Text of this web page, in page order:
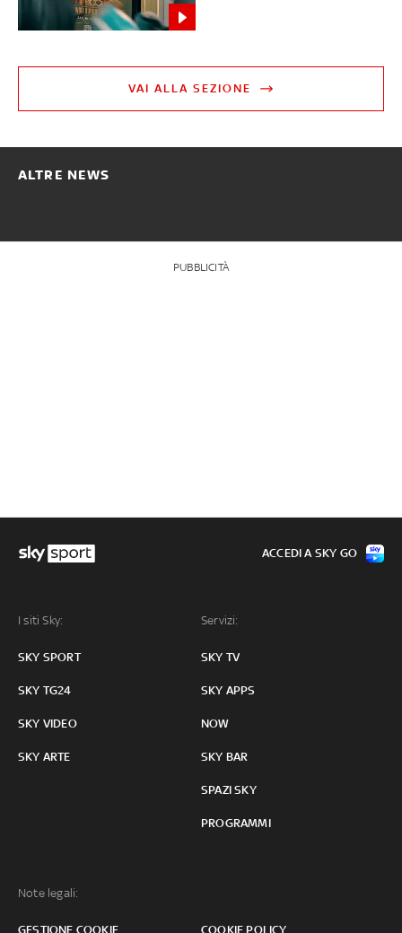
VAI ALLA SEZIONE
ALTRE NEWS
PUBBLICITÀ
I siti Sky:
SKY SPORT
SKY TG24
SKY VIDEO
SKY ARTE
Servizi:
SKY TV
SKY APPS
NOW
SKY BAR
SPAZI SKY
PROGRAMMI
Note legali:
GESTIONE COOKIE COOKIE POLICY
ACCEDI A SKY GO